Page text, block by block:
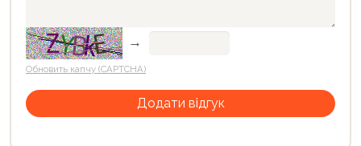
→
Обновить капчу (CAPTCHA)